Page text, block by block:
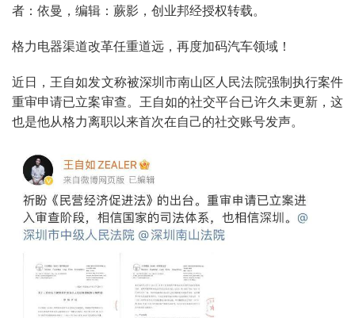
者：依曼，编辑：蕨影，创业邦经授权转载。
格力电器渠道改革任重道远，再度加码汽车领域！
近日，王自如发文称被深圳市南山区人民法院强制执行案件
重审申请已立案审查。王自如的社交平台已许久未更新，这
也是他从格力离职以来首次在自己的社交账号发声。